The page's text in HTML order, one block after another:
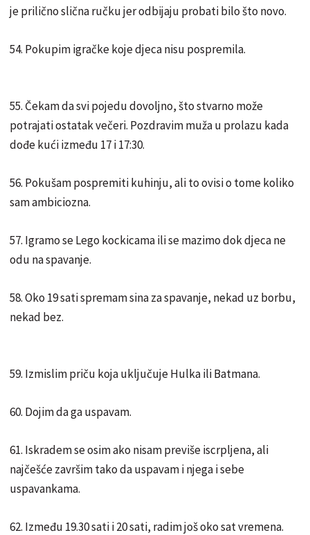
je prilično slična ručku jer odbijaju probati bilo što novo.
54. Pokupim igračke koje djeca nisu pospremila.
55. Čekam da svi pojedu dovoljno, što stvarno može
potrajati ostatak večeri. Pozdravim muža u prolazu kada
dođe kući između 17 i 17:30.
56. Pokušam pospremiti kuhinju, ali to ovisi o tome koliko
sam ambiciozna.
57. Igramo se Lego kockicama ili se mazimo dok djeca ne
odu na spavanje.
58. Oko 19 sati spremam sina za spavanje, nekad uz borbu,
nekad bez.
59. Izmislim priču koja uključuje Hulka ili Batmana.
60. Dojim da ga uspavam.
61. Iskradem se osim ako nisam previše iscrpljena, ali
najčešće završim tako da uspavam i njega i sebe
uspavankama.
62. Između 19.30 sati i 20 sati, radim još oko sat vremena.